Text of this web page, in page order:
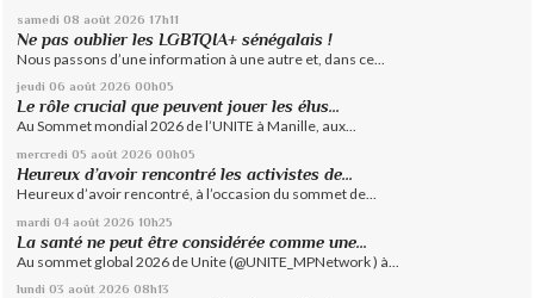
samedi 08 août 2026 17h11
Ne pas oublier les LGBTQIA+ sénégalais !
Nous passons d’une information à une autre et, dans ce...
jeudi 06 août 2026 00h05
Le rôle crucial que peuvent jouer les élus...
Au Sommet mondial 2026 de l’UNITE à Manille, aux...
mercredi 05 août 2026 00h05
Heureux d’avoir rencontré les activistes de...
Heureux d’avoir rencontré, à l’occasion du sommet de...
mardi 04 août 2026 10h25
La santé ne peut être considérée comme une...
Au sommet global 2026 de Unite (@UNITE_MPNetwork ) à...
lundi 03 août 2026 08h13